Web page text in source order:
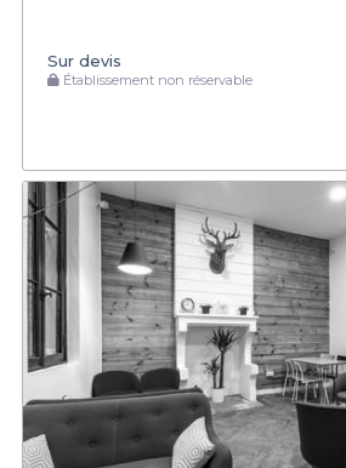
Sur devis
Établissement non réservable